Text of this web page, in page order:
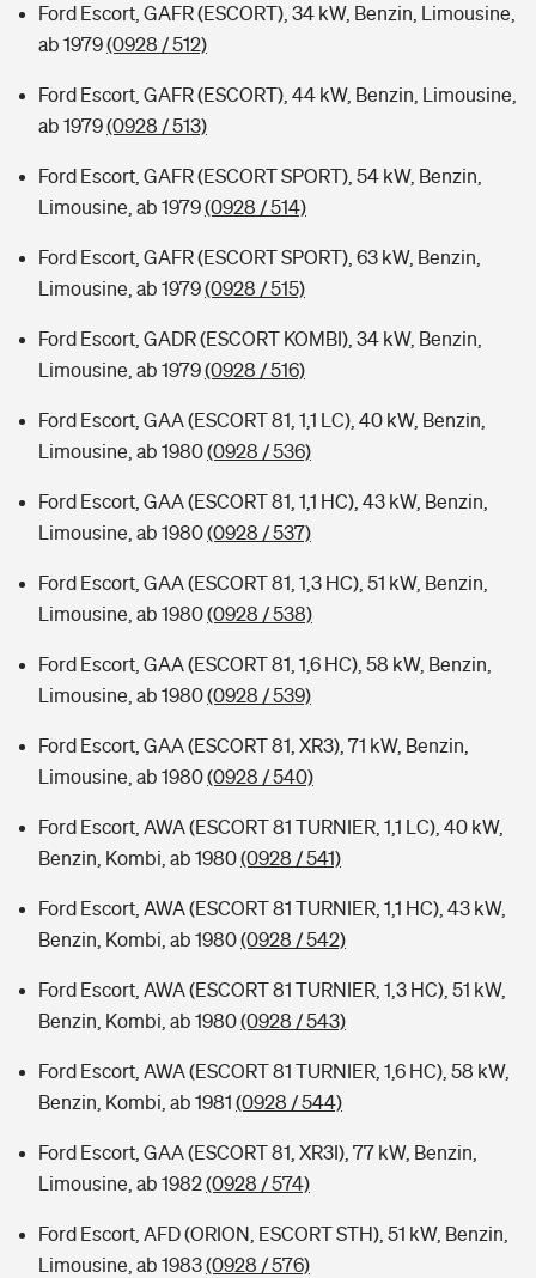
Ford Escort, GAFR (ESCORT), 34 kW, Benzin, Limousine,
ab 1979(0928 / 512)
Ford Escort, GAFR (ESCORT), 44 kW, Benzin, Limousine,
ab 1979(0928 / 513)
Ford Escort, GAFR (ESCORT SPORT), 54 kW, Benzin,
Limousine, ab 1979(0928 / 514)
Ford Escort, GAFR (ESCORT SPORT), 63 kW, Benzin,
Limousine, ab 1979(0928 / 515)
Ford Escort, GADR (ESCORT KOMBI), 34 kW, Benzin,
Limousine, ab 1979(0928 / 516)
Ford Escort, GAA (ESCORT 81, 1,1 LC), 40 kW, Benzin,
Limousine, ab 1980(0928 / 536)
Ford Escort, GAA (ESCORT 81, 1,1 HC), 43 kW, Benzin,
Limousine, ab 1980(0928 / 537)
Ford Escort, GAA (ESCORT 81, 1,3 HC), 51 kW, Benzin,
Limousine, ab 1980(0928 / 538)
Ford Escort, GAA (ESCORT 81, 1,6 HC), 58 kW, Benzin,
Limousine, ab 1980(0928 / 539)
Ford Escort, GAA (ESCORT 81, XR3), 71 kW, Benzin,
Limousine, ab 1980(0928 / 540)
Ford Escort, AWA (ESCORT 81 TURNIER, 1,1 LC), 40 kW,
Benzin, Kombi, ab 1980(0928 / 541)
Ford Escort, AWA (ESCORT 81 TURNIER, 1,1 HC), 43 kW,
Benzin, Kombi, ab 1980(0928 / 542)
Ford Escort, AWA (ESCORT 81 TURNIER, 1,3 HC), 51 kW,
Benzin, Kombi, ab 1980(0928 / 543)
Ford Escort, AWA (ESCORT 81 TURNIER, 1,6 HC), 58 kW,
Benzin, Kombi, ab 1981 (0928 / 544)
Ford Escort, GAA (ESCORT 81, XR3I), 77 kW, Benzin,
Limousine, ab 1982(0928 / 574)
Ford Escort, AFD (ORION, ESCORT STH), 51 kW, Benzin,
Limousine, ab 1983(0928 / 576)